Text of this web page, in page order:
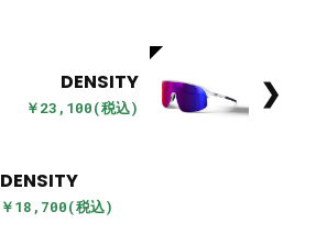
DENSITY
￥23,100(税込) ❯
DENSITY
￥18,700(税込)